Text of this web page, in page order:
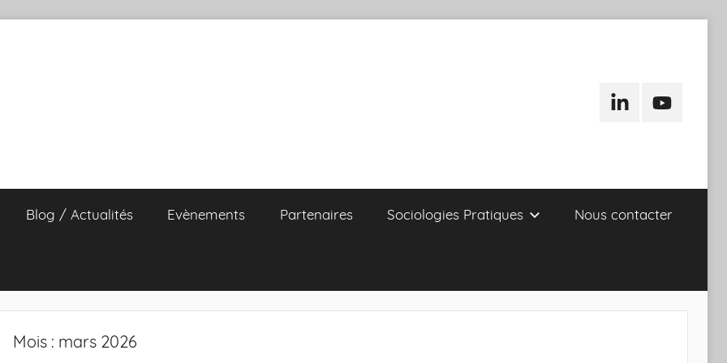
LinkedInYoutube
Blog / Actualités Evènements Partenaires Sociologies Pratiques Nous contacter
Mois : mars 2026